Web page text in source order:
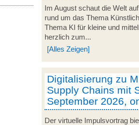
Im August schaut die Welt
rund um das Thema
Thema KI für kleine und
herzlich zum...
[Alles Zeigen]
Digitalisierung zu
Supply Chains mit
September 2026,
Der virtuelle Impulsvortrag